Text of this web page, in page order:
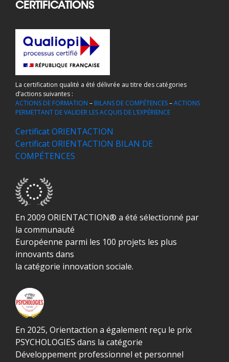
CERTIFICATIONS
La certification qualité a été délivrée au titre des catégories
d’actions suivantes :
ACTIONS DE FORMATION – BILANS DE COMPÉTENCES–ACTIONS
PERMETTANT DE VALIDER LES ACQUIS DE L’EXPÉRIENCE
Certificat ORIENTACTION
Certificat ORIENTACTION BILAN DE
COMPÉTENCES
En 2009 ORIENTACTION® a été sélectionné par
la communauté
Européenne parmi les 100 projets les plus
innovants dans
la catégorie innovation sociale.
En 2025, Orientaction a également reçu le prix
PSYCHOLOGIES dans la catégorie
Développement professionnel et personnel